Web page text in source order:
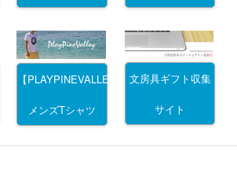
【PLAYPINEVALLEY】
メンズTシャツ
文房具ギフト収集
サイト